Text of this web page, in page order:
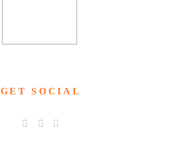
GET SOCIAL